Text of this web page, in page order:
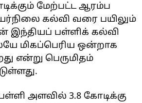
மேற்பட்ட ஆரம்ப
கல்வி வரை பயிலும்
இந்தியப் பள்ளிக் கல்வி
மிகப்பெரிய ஒன்றாக
என்று பெருமிதம்
அளவில் 3.8 கோடிக்கு